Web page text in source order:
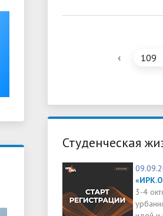
‹ 109
Студенческая
3-4